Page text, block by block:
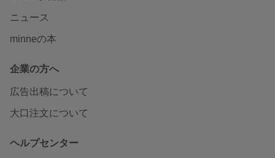
ニュース
minneの本
企業の方へ
広告出稿について
大口注文について
ヘルプセンター